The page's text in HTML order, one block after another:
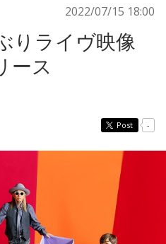
2022/07/15 18:00
りライヴ映像
ース
Post -